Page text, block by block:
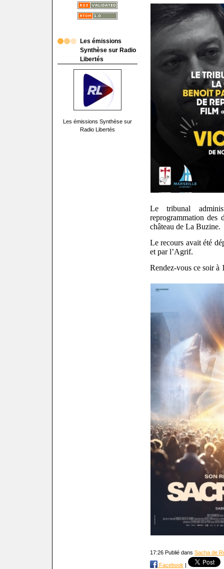
Les émissions
Synthèse sur Radio
Libertés
Les émissions Synthèse sur
Radio Libertés
Le tribunal
reprogrammation
château de La Buzine.
Le recours avait été
et par l’Agrif.
Rendez-vous ce soir à
17:26 Publié dans Sacha de
Facebook |